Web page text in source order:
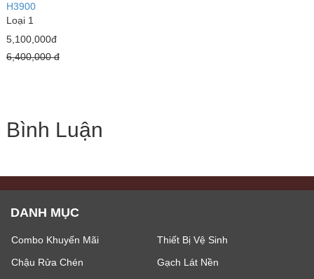
H3900
Loại 1
5,100,000đ
6,400,000 đ
Bình Luận
DANH MỤC
Combo Khuyến Mãi
Thiết Bị Vệ Sinh
Chậu Rửa Chén
Gạch Lát Nền